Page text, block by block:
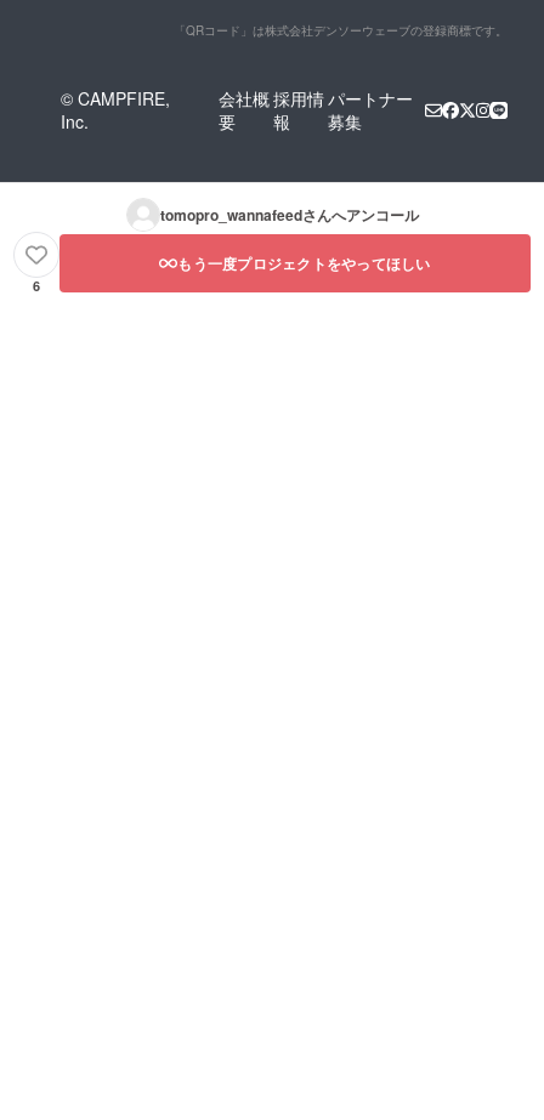
「QRコード」は株式会社デンソーウェーブの登録商標です。
© CAMPFIRE,
Inc.
会社概
要
採用情
報
パートナー
募集
tomopro_wannafeedさんへアンコール
6
もう一度プロジェクトをやってほしい